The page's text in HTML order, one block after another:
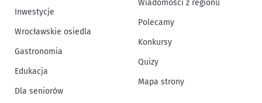
Inwestycje
Wrocławskie osiedla
Gastronomia
Edukacja
Dla seniorów
Wiadomości z regionu
Polecamy
Konkursy
Quizy
Mapa strony